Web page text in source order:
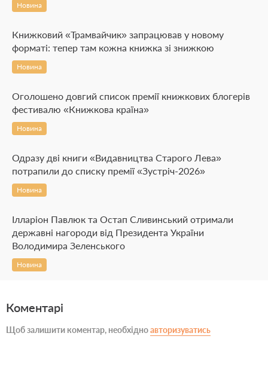
Новина
Книжковий «Трамвайчик» запрацював у новому
форматі: тепер там кожна книжка зі знижкою
Новина
Оголошено довгий список премії книжкових блогерів
фестивалю «Книжкова країна»
Новина
Одразу дві книги «Видавництва Старого Лева»
потрапили до списку премії «Зустріч-2026»
Новина
Ілларіон Павлюк та Остап Сливинський отримали
державні нагороди від Президента України
Володимира Зеленського
Новина
Коментарі
Щоб залишити коментар, необхідноавторизуватись